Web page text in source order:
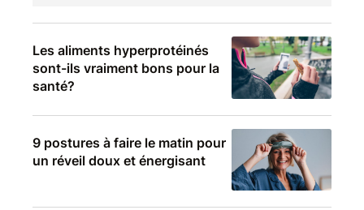
Les aliments hyperprotéinés
sont-ils vraiment bons pour la
santé?
9 postures à faire le matin pour
un réveil doux et énergisant